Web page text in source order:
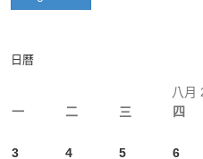
日曆
八月
一
二 三 四
3
4 5 6